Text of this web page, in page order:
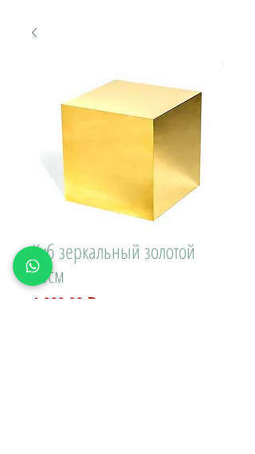
Куб зеркальный золотой
30см
1 800,00 ₽